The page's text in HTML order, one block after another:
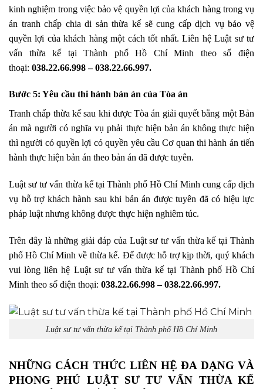
kinh nghiệm trong việc bảo vệ quyền lợi của khách hàng trong vụ
án tranh chấp chia di sản thừa kế sẽ cung cấp dịch vụ bảo vệ
quyền lợi của khách hàng một cách tốt nhất. Liên hệ Luật sư tư
vấn thừa kế tại Thành phố Hồ Chí Minh theo số điện
thoại: 038.22.66.998 – 038.22.66.997.
Bước 5: Yêu cầu thi hành bản án của Tòa án
Tranh chấp thừa kế sau khi được Tòa án giải quyết bằng một Bản
án mà người có nghĩa vụ phải thực hiện bản án không thực hiện
thì người có quyền lợi có quyền yêu cầu Cơ quan thi hành án tiến
hành thực hiện bản án theo bản án đã được tuyên.
Luật sư tư vấn thừa kế tại Thành phố Hồ Chí Minh cung cấp dịch
vụ hỗ trợ khách hành sau khi bản án được tuyên đã có hiệu lực
pháp luật nhưng không được thực hiện nghiêm túc.
Trên đây là những giải đáp của Luật sư tư vấn thừa kế tại Thành
phố Hồ Chí Minh về thừa kế. Để được hỗ trợ kịp thời, quý khách
vui lòng liên hệ Luật sư tư vấn thừa kế tại Thành phố Hồ Chí
Minh theo số điện thoại: 038.22.66.998 – 038.22.66.997.
Luật sư tư vấn thừa kế tại Thành phố Hồ Chí Minh
NHỮNG CÁCH THỨC LIÊN HỆ ĐA DẠNG VÀ
PHONG PHÚ LUẬT SƯ TƯ VẤN THỪA KẾ